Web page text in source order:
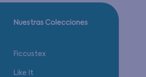
Nuestras Colecciones
Ficcustex
Like It